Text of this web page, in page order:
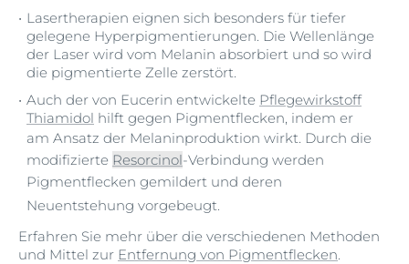
Lasertherapien eignen sich besonders für tiefer
gelegene Hyperpigmentierungen. Die Wellenlänge
der Laser wird vom Melanin absorbiert und so wird
die pigmentierte Zelle zerstört.
Auch der von Eucerin entwickelte Pflegewirkstoff
Thiamidol hilft gegen Pigmentflecken, indem er
am Ansatz der Melaninproduktion wirkt. Durch die
modifizierte Resorcinol-Verbindung werden
Pigmentflecken gemildert und deren
Neuentstehung vorgebeugt.
Erfahren Sie mehr über die verschiedenen Methoden
und Mittel zur Entfernung von Pigmentflecken.